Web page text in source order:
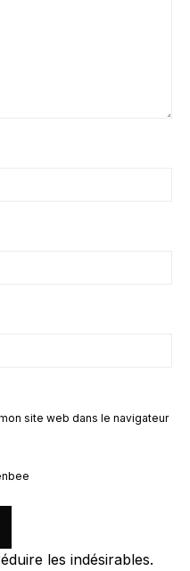
site web dans le navigateur
les indésirables.